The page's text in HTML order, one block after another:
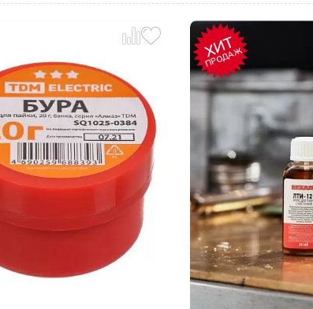
ХИТ
ПРОДАЖ